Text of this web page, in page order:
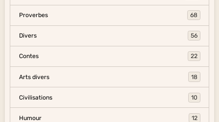
Proverbes 68
Divers 56
Contes 22
Arts divers 18
Civilisations 10
Humour 12